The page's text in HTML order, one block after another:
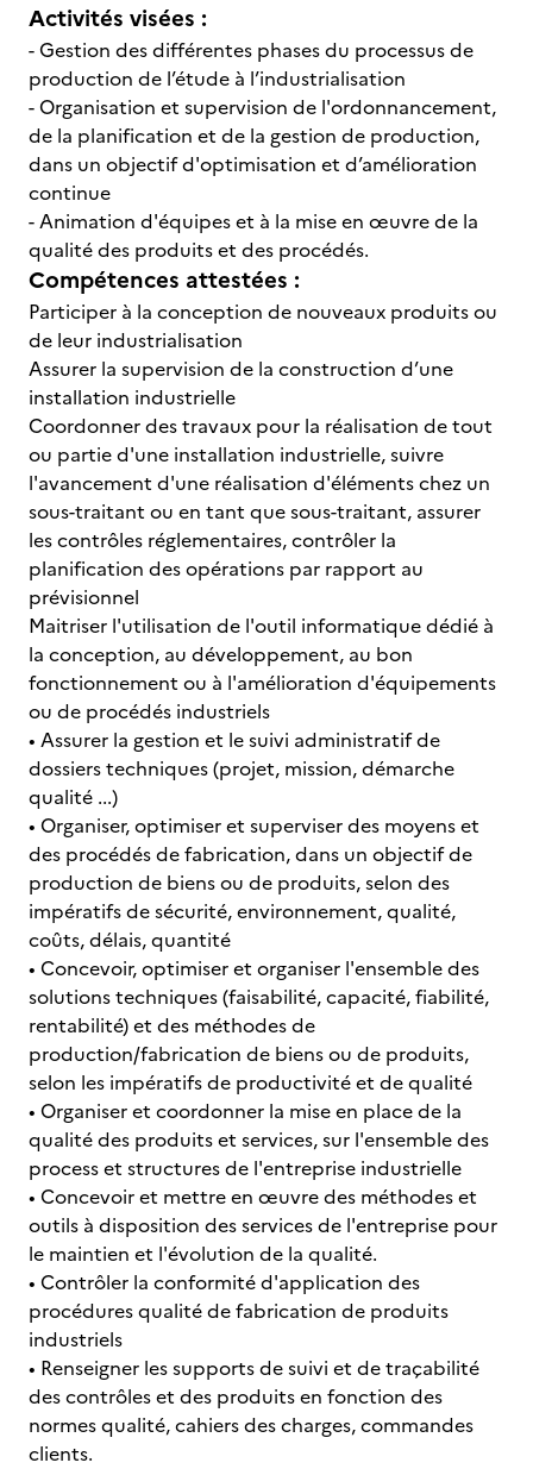
Activités visées :
- Gestion des différentes phases du processus de
production de l’étude à l’industrialisation
- Organisation et supervision de l'ordonnancement,
de la planification et de la gestion de production,
dans un objectif d'optimisation et d’amélioration
continue
- Animation d'équipes et à la mise en œuvre de la
qualité des produits et des procédés.
Compétences attestées :
Participer à la conception de nouveaux produits ou
de leur industrialisation
Assurer la supervision de la construction d’une
installation industrielle
Coordonner des travaux pour la réalisation de tout
ou partie d'une installation industrielle, suivre
l'avancement d'une réalisation d'éléments chez un
sous-traitant ou en tant que sous-traitant, assurer
les contrôles réglementaires, contrôler la
planification des opérations par rapport au
prévisionnel
Maitriser l'utilisation de l'outil informatique dédié à
la conception, au développement, au bon
fonctionnement ou à l'amélioration d'équipements
ou de procédés industriels
• Assurer la gestion et le suivi administratif de
dossiers techniques (projet, mission, démarche
qualité ...)
• Organiser, optimiser et superviser des moyens et
des procédés de fabrication, dans un objectif de
production de biens ou de produits, selon des
impératifs de sécurité, environnement, qualité,
coûts, délais, quantité
• Concevoir, optimiser et organiser l'ensemble des
solutions techniques (faisabilité, capacité, fiabilité,
rentabilité) et des méthodes de
production/fabrication de biens ou de produits,
selon les impératifs de productivité et de qualité
• Organiser et coordonner la mise en place de la
qualité des produits et services, sur l'ensemble des
process et structures de l'entreprise industrielle
• Concevoir et mettre en œuvre des méthodes et
outils à disposition des services de l'entreprise pour
le maintien et l'évolution de la qualité.
• Contrôler la conformité d'application des
procédures qualité de fabrication de produits
industriels
• Renseigner les supports de suivi et de traçabilité
des contrôles et des produits en fonction des
normes qualité, cahiers des charges, commandes
clients.